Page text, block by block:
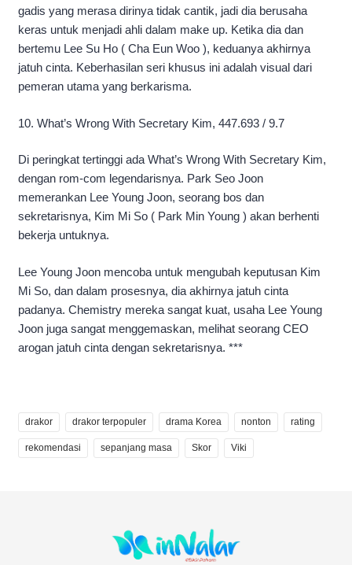
gadis yang merasa dirinya tidak cantik, jadi dia berusaha
keras untuk menjadi ahli dalam make up. Ketika dia dan
bertemu Lee Su Ho ( Cha Eun Woo ), keduanya akhirnya
jatuh cinta. Keberhasilan seri khusus ini adalah visual dari
pemeran utama yang berkarisma.
10. What’s Wrong With Secretary Kim, 447.693 / 9.7
Di peringkat tertinggi ada What’s Wrong With Secretary Kim,
dengan rom-com legendarisnya. Park Seo Joon
memerankan Lee Young Joon, seorang bos dan
sekretarisnya, Kim Mi So ( Park Min Young ) akan berhenti
bekerja untuknya.
Lee Young Joon mencoba untuk mengubah keputusan Kim
Mi So, dan dalam prosesnya, dia akhirnya jatuh cinta
padanya. Chemistry mereka sangat kuat, usaha Lee Young
Joon juga sangat menggemaskan, melihat seorang CEO
arogan jatuh cinta dengan sekretarisnya. ***
drakor drakor terpopuler drama Korea nonton rating
rekomendasi sepanjang masa Skor Viki